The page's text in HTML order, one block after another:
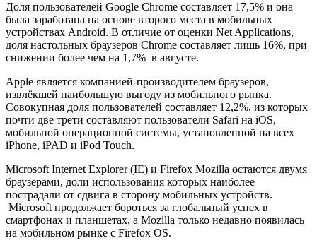
Доля пользователей Google Chrome составляет 17,5% и она
была заработана на основе второго места в мобильных
устройствах Android. В отличие от оценки Net Applications,
доля настольных браузеров Chrome составляет лишь 16%, при
снижении более чем на 1,7% в августе.
Apple является компанией-производителем браузеров,
извлёкшей наибольшую выгоду из мобильного рынка.
Совокупная доля пользователей составляет 12,2%, из которых
почти две трети составляют пользователи Safari на iOS,
мобильной операционной системы, установленной на всех
iPhone, iPAD и iPod Touch.
Microsoft Internet Explorer (IE) и Firefox Mozilla остаются двумя
браузерами, доли использования которых наиболее
пострадали от сдвига в сторону мобильных устройств.
Microsoft продолжает бороться за глобальный успех в
смартфонах и планшетах, а Mozilla только недавно появилась
на мобильном рынке с Firefox OS.